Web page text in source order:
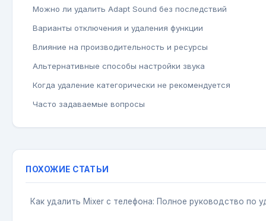
Можно ли удалить Adapt Sound без последствий
Варианты отключения и удаления функции
Влияние на производительность и ресурсы
Альтернативные способы настройки звука
Когда удаление категорически не рекомендуется
Часто задаваемые вопросы
ПОХОЖИЕ СТАТЬИ
Как удалить Mixer с телефона: Полное руководство по